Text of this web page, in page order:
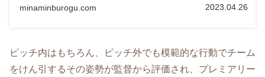
歴代2位の632試合の記録を持っています。
minaminburogu.com 2023.04.26
ピッチ内はもちろん、ピッチ外でも模範的な行動でチーム
をけん引するその姿勢が監督から評価され、プレミアリー